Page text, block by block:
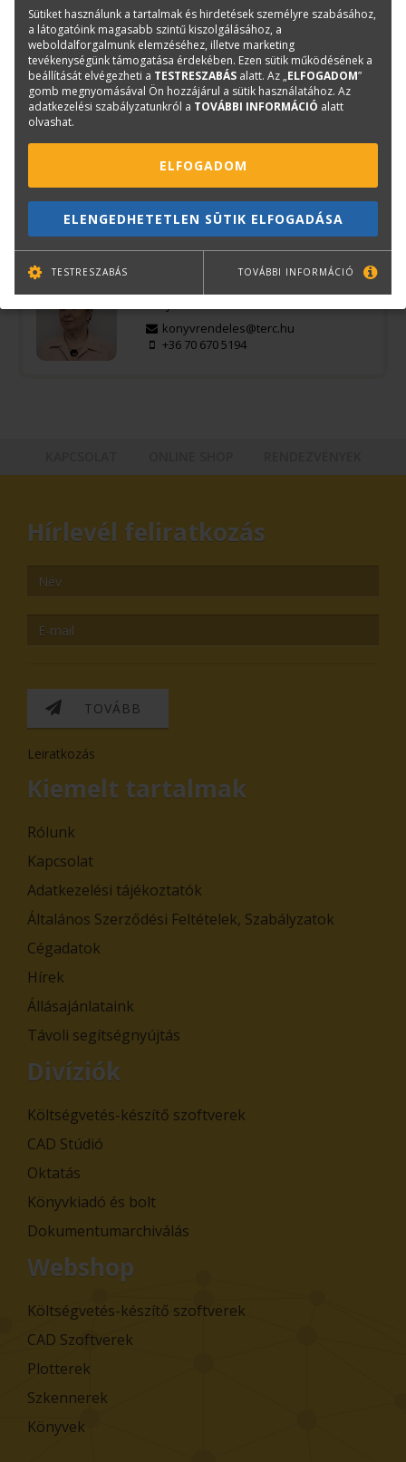
Kategóriák
Norma-, kiírógyűjtemények
ISBN:
ÖN 43.
Méret:
A/4
Oldalak száma:
510
Kiadó:
TERC Kft.
Kérdése van?
konyvrendeles@terc.hu
+36 70 670 5194
Hírlevél feliratkozás
TOVÁBB
Leiratkozás
Kiemelt tartalmak
Rólunk
Kapcsolat
Adatkezelési tájékoztatók
Általános Szerződési Feltételek, Szabályzatok
Cégadatok
Hírek
Állásajánlataink
Távoli segítségnyújtás
Divíziók
Költségvetés-készítő szoftverek
CAD Stúdió
Oktatás
Könyvkiadó és bolt
Dokumentumarchiválás
Webshop
Költségvetés-készítő szoftverek
CAD Szoftverek
Plotterek
Szkennerek
Könyvek
Sütiket használunk a tartalmak és hirdetések személyre szabásához,
a látogatóink magasabb szintű kiszolgálásához, a
weboldalforgalmunk elemzéséhez, illetve marketing
tevékenységünk támogatása érdekében. Ezen sütik működésének a
beállítását elvégezheti a TESTRESZABÁS alatt. Az „ELFOGADOM”
gomb megnyomásával Ön hozzájárul a sütik használatához. Az
adatkezelési szabályzatunkról a TOVÁBBI INFORMÁCIÓ alatt
olvashat.
ELFOGADOM
ELENGEDHETETLEN SÜTIK ELFOGADÁSA
TESTRESZABÁS TOVÁBBI INFORMÁCIÓ